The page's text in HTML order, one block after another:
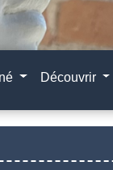
Découvrir